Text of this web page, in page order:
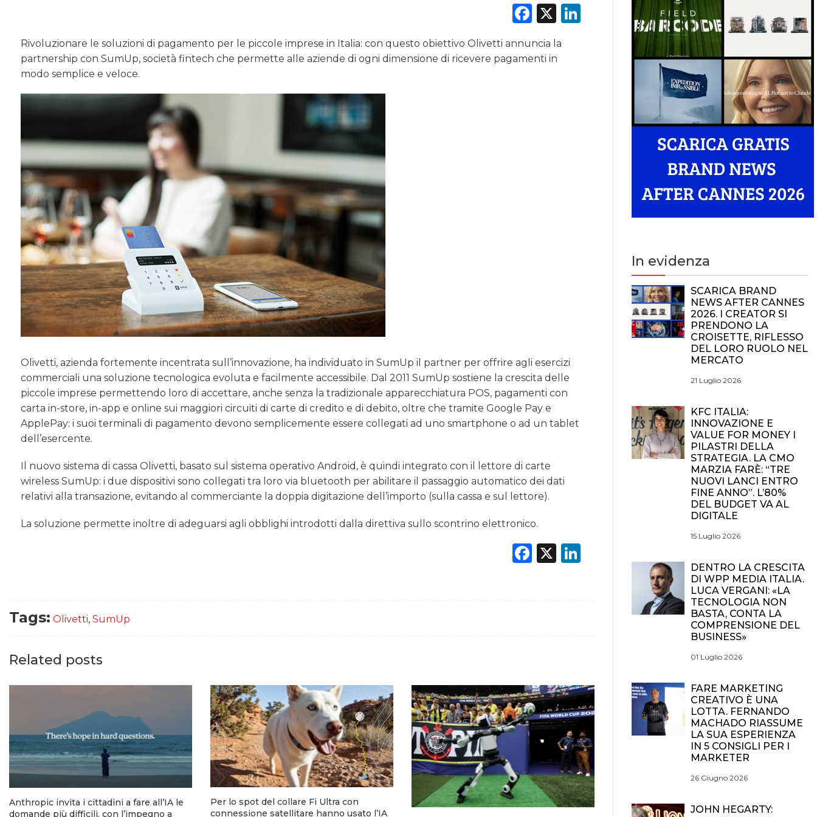
DATI
PREVISIONI/SCENARI
TREND
CASE HISTORY
Facebook
X LinkedIn
Rivoluzionare le soluzioni di pagamento per le piccole imprese in Italia: con questo obiettivo Olivetti annuncia la
partnership con SumUp, società fintech che permette alle aziende di ogni dimensione di ricevere pagamenti in
modo semplice e veloce.
Olivetti, azienda fortemente incentrata sull’innovazione, ha individuato in SumUp il partner per offrire agli esercizi
commerciali una soluzione tecnologica evoluta e facilmente accessibile. Dal 2011 SumUp sostiene la crescita delle
piccole imprese permettendo loro di accettare, anche senza la tradizionale apparecchiatura POS, pagamenti con
carta in-store, in-app e online sui maggiori circuiti di carte di credito e di debito, oltre che tramite Google Pay e
ApplePay: i suoi terminali di pagamento devono semplicemente essere collegati ad uno smartphone o ad un tablet
dell’esercente.
Il nuovo sistema di cassa Olivetti, basato sul sistema operativo Android, è quindi integrato con il lettore di carte
wireless SumUp: i due dispositivi sono collegati tra loro via bluetooth per abilitare il passaggio automatico dei dati
relativi alla transazione, evitando al commerciante la doppia digitazione dell’importo (sulla cassa e sul lettore).
La soluzione permette inoltre di adeguarsi agli obblighi introdotti dalla direttiva sullo scontrino elettronico.
Facebook
X LinkedIn
Tags: Olivetti, SumUp
Related posts
Anthropic invita i cittadini a fare all’IA le
domande più difficili, con l’impegno a
Per lo spot del collare Fi Ultra con
connessione satellitare hanno usato l’IA
In evidenza
SCARICA BRAND
NEWS AFTER CANNES
2026. I CREATOR SI
PRENDONO LA
CROISETTE, RIFLESSO
DEL LORO RUOLO NEL
MERCATO
21 Luglio 2026
KFC ITALIA:
INNOVAZIONE E
VALUE FOR MONEY I
PILASTRI DELLA
STRATEGIA. LA CMO
MARZIA FARÈ: “TRE
NUOVI LANCI ENTRO
FINE ANNO”. L’80%
DEL BUDGET VA AL
DIGITALE
15 Luglio 2026
DENTRO LA CRESCITA
DI WPP MEDIA ITALIA.
LUCA VERGANI: «LA
TECNOLOGIA NON
BASTA, CONTA LA
COMPRENSIONE DEL
BUSINESS»
01 Luglio 2026
FARE MARKETING
CREATIVO È UNA
LOTTA. FERNANDO
MACHADO RIASSUME
LA SUA ESPERIENZA
IN 5 CONSIGLI PER I
MARKETER
26 Giugno 2026
JOHN HEGARTY: